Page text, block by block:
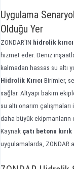
Uygulama
Olduğu Yer
ZONDAR'IN hidrolik
hizmet eder. Deniz
kalmadan hassas su altı
Hidrolik Kırıcı Birimler,
sağlar. Altyapı bakım
su altı onarım
daha büyük ekipmanların
Kaynak çatı betonu
uygulamalarda, ZONDAR